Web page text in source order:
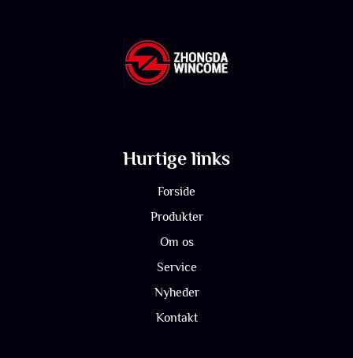
Hurtige links
Forside
Produkter
Om os
Service
Nyheder
Kontakt